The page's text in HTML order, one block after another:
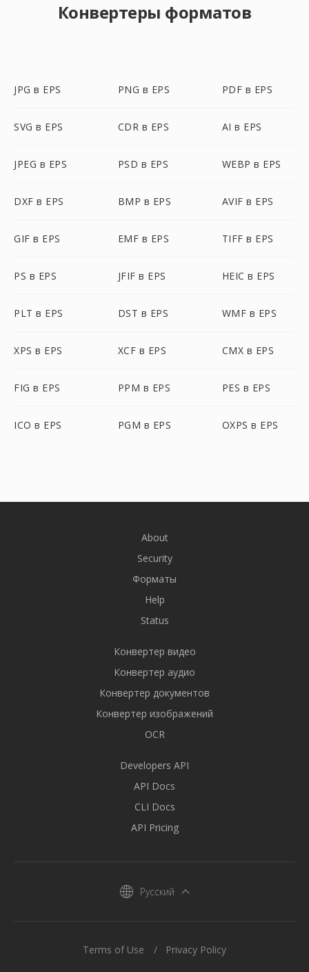
Конвертеры форматов
JPG в EPS PNG в EPS PDF в EPS
SVG в EPS CDR в EPS AI в EPS
JPEG в EPS PSD в EPS WEBP в EPS
DXF в EPS BMP в EPS AVIF в EPS
GIF в EPS EMF в EPS TIFF в EPS
PS в EPS JFIF в EPS HEIC в EPS
PLT в EPS DST в EPS WMF в EPS
XPS в EPS XCF в EPS CMX в EPS
FIG в EPS PPM в EPS PES в EPS
ICO в EPS PGM в EPS OXPS в EPS
About
Security
Форматы
Help
Status
Конвертер видео
Конвертер аудио
Конвертер документов
Конвертер изображений
OCR
Developers API
API Docs
CLI Docs
API Pricing
Русский
Terms of Use Privacy Policy